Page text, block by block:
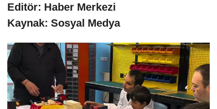
Editör: Haber Merkezi
Kaynak: Sosyal Medya